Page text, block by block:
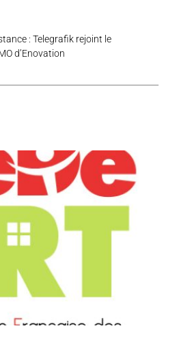
: Telegrafik rejoint le
d’Enovation